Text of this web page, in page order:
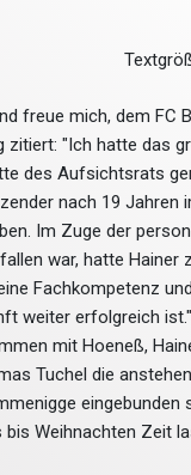
freue mich, dem FC
"Ich hatte das
des Aufsichtsrats
nach 19 Jahren
Im Zuge der
war, hatte
Fachkompetenz
weiter erfolgreich ist."
mit Hoeneß,
Tuchel die
Weihnachten Zeit